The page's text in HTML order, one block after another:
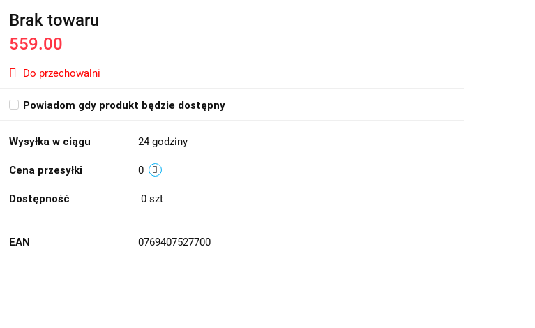
Brak towaru
559.00
Do przechowalni
Powiadom gdy produkt będzie dostępny
Wysyłka w ciągu 24 godziny
Cena przesyłki 0
Dostępność 0 szt
EAN 0769407527700